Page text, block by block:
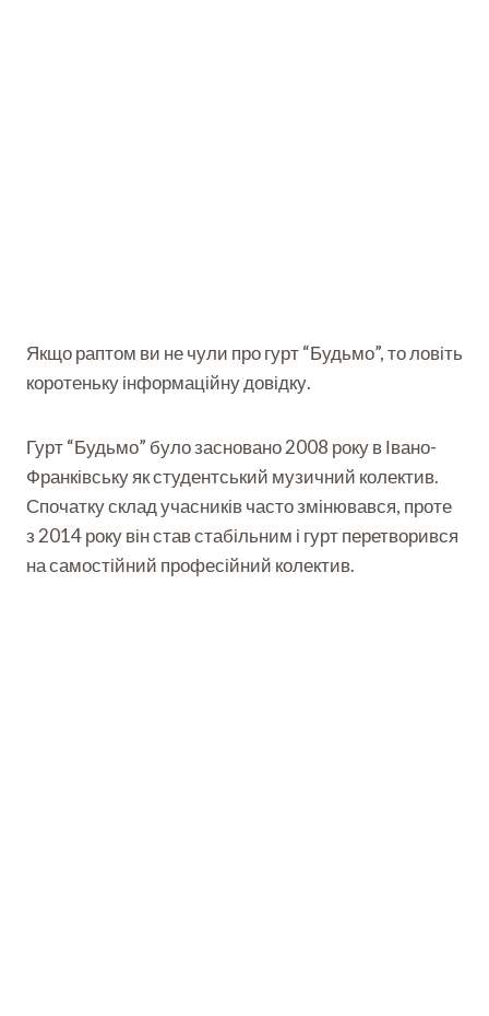
Якщо раптом ви не чули про гурт “Будьмо”, то ловіть
коротеньку інформаційну довідку.
Гурт “Будьмо” було засновано 2008 року в Івано-
Франківську як студентський музичний колектив.
Спочатку склад учасників часто змінювався, проте
з 2014 року він став стабільним і гурт перетворився
на самостійний професійний колектив.